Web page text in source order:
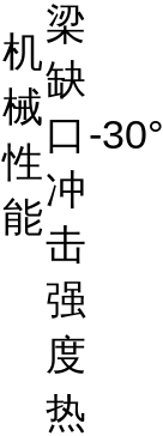
机
械
性
能
梁
缺
口
冲
击
强
度
-
热